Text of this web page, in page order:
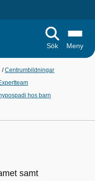
Sök
Meny
/Centrumbildningar
hos barn
samt